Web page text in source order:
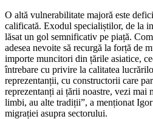
O altă vulnerabilitate majoră este
calificată. Exodul specialiștilor, de la
lăsat un gol semnificativ pe piață.
adesea nevoite să recurgă la forță de
importe muncitori din țările asiatice,
întrebare cu privire la calitatea
reprezentanții, cu constructorii care
reprezentanți ai țării noastre, vezi mai
limbi, au alte tradiții”, a menționat
migrației asupra sectorului.